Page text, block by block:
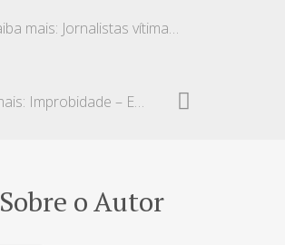
Saiba mais: Jornalistas vítimas de assédio – Indenização
Saiba mais: Improbidade – Ex – auditor do trabalho
Sobre o Autor